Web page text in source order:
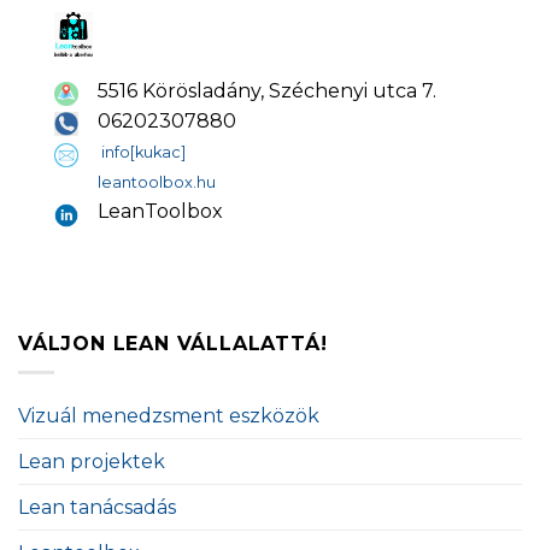
5516 Körösladány, Széchenyi utca 7.
06202307880
info[kukac]
leantoolbox.hu
LeanToolbox
VÁLJON LEAN VÁLLALATTÁ!
Vizuál menedzsment eszközök
Lean projektek
Lean tanácsadás